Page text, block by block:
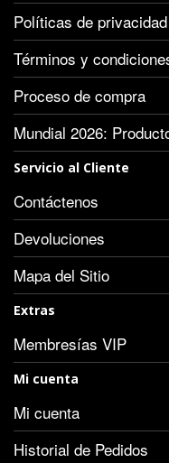
Políticas de privacidad
Términos y
Proceso de compra
Mundial 2026:
Servicio al Cliente
Contáctenos
Devoluciones
Mapa del Sitio
Extras
Membresías VIP
Mi cuenta
Mi cuenta
Historial de Pedidos